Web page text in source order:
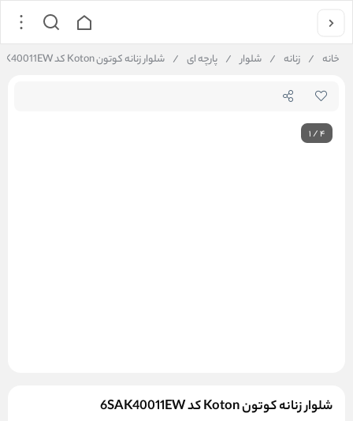
خانه / زنانه / شلوار / پارچه ای / شلوار زنانه کوتون Koton کد 6SAK40011EW
1/4
شلوار زنانه کوتون Koton کد 6SAK40011EW